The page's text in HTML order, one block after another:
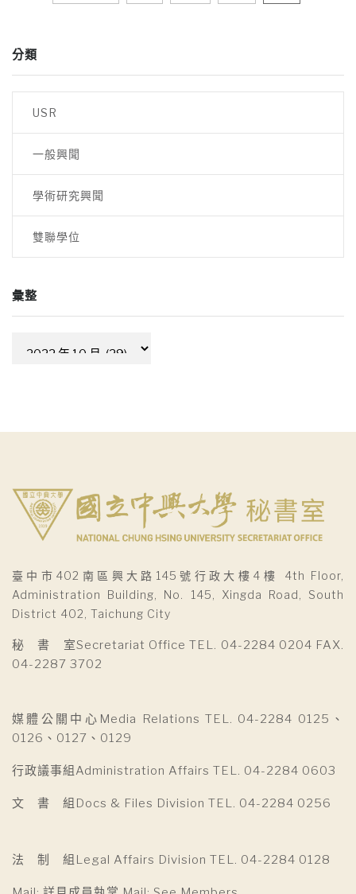
導
覽
分類
USR
一般興聞
學術研究興聞
雙聯學位
彙整
臺中市402南區興大路145號行政大樓4樓 4th Floor,
Administration Building, No. 145, Xingda Road, South
District 402, Taichung City
秘 書 室Secretariat Office TEL. 04-2284 0204 FAX.
04-2287 3702
媒體公關中心Media Relations TEL. 04-2284 0125、
0126、0127、0129
行政議事組Administration Affairs TEL. 04-2284 0603
文 書 組Docs & Files Division TEL. 04-2284 0256
法 制 組Legal Affairs Division TEL. 04-2284 0128